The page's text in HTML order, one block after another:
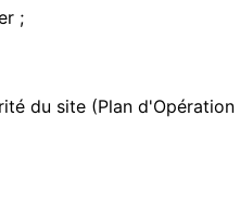
;
du site (Plan